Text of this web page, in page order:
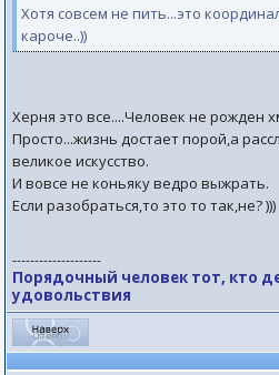
Хотя совсем не пить...это
кароче..))
Херня это все....Человек не рожден
Просто...жизнь достает порой,а
великое искусство.
И вовсе не коньяку ведро выжрать.
Если разобраться,то это то так,не? )))
--------------------
Порядочный человек тот, кто
удовольствия